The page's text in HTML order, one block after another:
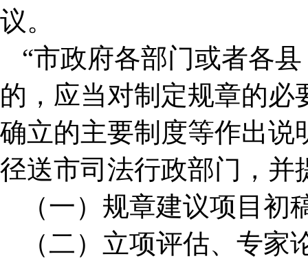
议。
“市政府各部门或者各
的，应当对制定规章的
确立的主要制度等作出说
径送市司法行政部门，并
（一）规章建议项目初
（二）立项评估、专家